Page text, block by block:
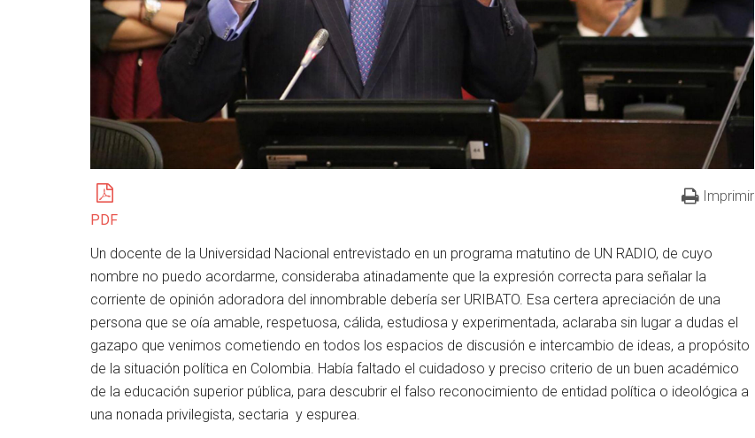
PDF
Imprimir
Un docente de la Universidad Nacional entrevistado en un programa matutino de UN RADIO, de cuyo
nombre no puedo acordarme, consideraba atinadamente que la expresión correcta para señalar la
corriente de opinión adoradora del innombrable debería ser URIBATO. Esa certera apreciación de una
persona que se oía amable, respetuosa, cálida, estudiosa y experimentada, aclaraba sin lugar a dudas el
gazapo que venimos cometiendo en todos los espacios de discusión e intercambio de ideas, a propósito
de la situación política en Colombia. Había faltado el cuidadoso y preciso criterio de un buen académico
de la educación superior pública, para descubrir el falso reconocimiento de entidad política o ideológica a
una nonada privilegista, sectaria y espurea.